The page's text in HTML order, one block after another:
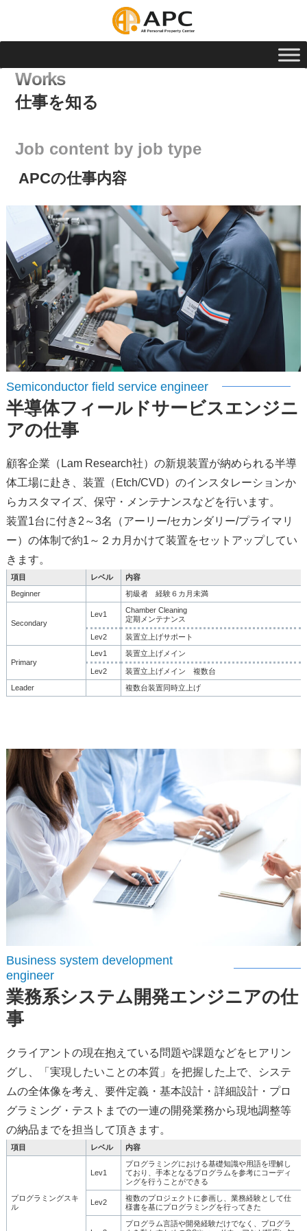
Works
仕事を知る
Job content by job type
APCの仕事内容
Semiconductor field service engineer
半導体フィールドサービスエンジニ
アの仕事
顧客企業（Lam Research社）の新規装置が納められる半導
体工場に赴き、装置（Etch/CVD）のインスタレーションか
らカスタマイズ、保守・メンテナンスなどを行います。
装置1台に付き2～3名（アーリー/セカンダリー/プライマリ
ー）の体制で約1～２カ月かけて装置をセットアップしてい
きます。
項目 レベル
内容
Beginner
初級者 経験６カ月未満
Secondary
Lev1
Chamber Cleaning
定期メンテナンス
Lev2 装置立上げサポート
Primary
Lev1 装置立上げメイン
Lev2
装置立上げメイン 複数台
Leader
複数台装置同時立上げ
Business system development
engineer
業務系システム開発エンジニアの仕
事
クライアントの現在抱えている問題や課題などをヒアリン
グし、「実現したいことの本質」を把握した上で、システ
ムの全体像を考え、要件定義・基本設計・詳細設計・プロ
グラミング・テストまでの一連の開発業務から現地調整等
の納品までを担当して頂きます。
項目 レベル 内容
プログラミングスキ
ル
Lev1
プログラミングにおける基礎知識や用語を理解し
ており、手本となるプログラムを参考にコーディ
ングを行うことができる
Lev2
複数のプロジェクトに参画し、業務経験として仕
様書を基にプログラミングを行ってきた
プログラム言語や開発経験だけでなく、プログラ